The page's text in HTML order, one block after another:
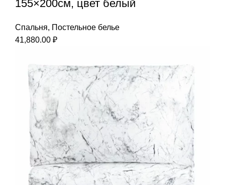
155×200см, цвет белый
Спальня, Постельное белье
41,880.00 ₽